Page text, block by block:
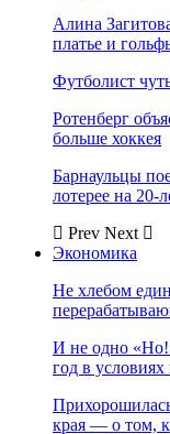
Алина
платье и
Футболист
Ротенберг
больше хоккея
Барнаульцы
лотерее на
Prev Next
Экономика
Не хлебом
И не одно
год в
края — о том,